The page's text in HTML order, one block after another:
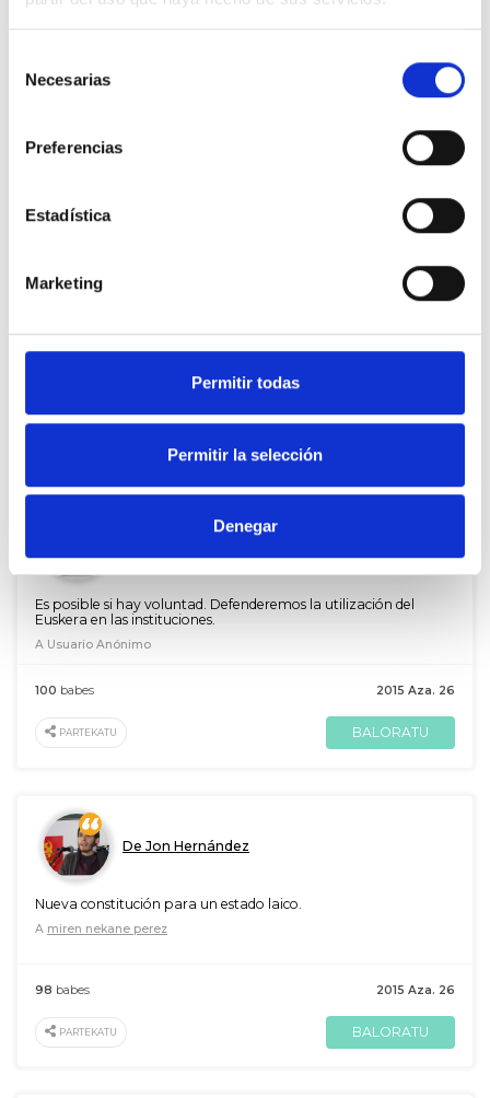
Necesarias
Preferencias
Estadística
Marketing
Permitir todas
Permitir la selección
Denegar
La tercera República. Un estado Federal al servicio de la
2015 Aza. 26
BALORATU
El concierto no es el problema. El problema es la físcalidad poco
Es posible si hay voluntad. Defenderemos la utilización del
Euskera en las instituciones.
A Usuario Anónimo
2015 Aza. 26
100 babes
PARTEKATU BALORATU
De Jon Hernández
Nueva constitución para un estado laico.
A miren nekane perez
2015 Aza. 26
98 babes
PARTEKATU BALORATU